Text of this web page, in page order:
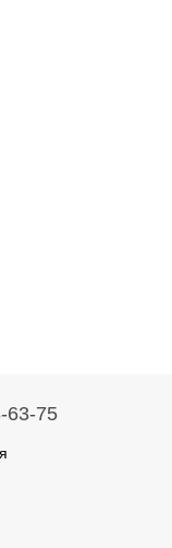
63-75